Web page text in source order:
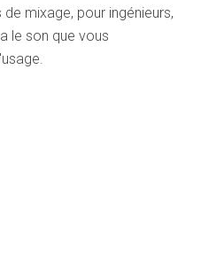
mixage, pour ingénieurs,
le son que vous